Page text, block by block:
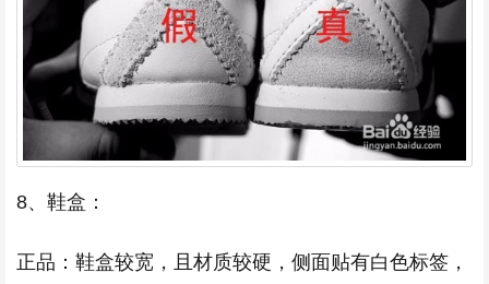
8、鞋盒：
正品：鞋盒较宽，且材质较硬，侧面贴有白色标签，